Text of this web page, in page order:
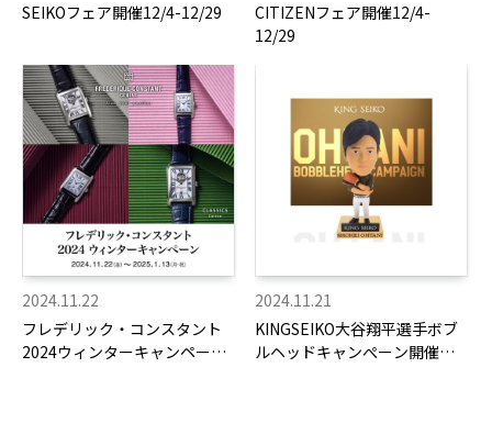
SEIKOフェア開催12/4-12/29
CITIZENフェア開催12/4-
12/29
2024.11.22
フレデリック・コンスタント
2024ウィンターキャンペーン
2024.11.21
KINGSEIKO大谷翔平選手ボブ
ルヘッドキャンぺーン開催